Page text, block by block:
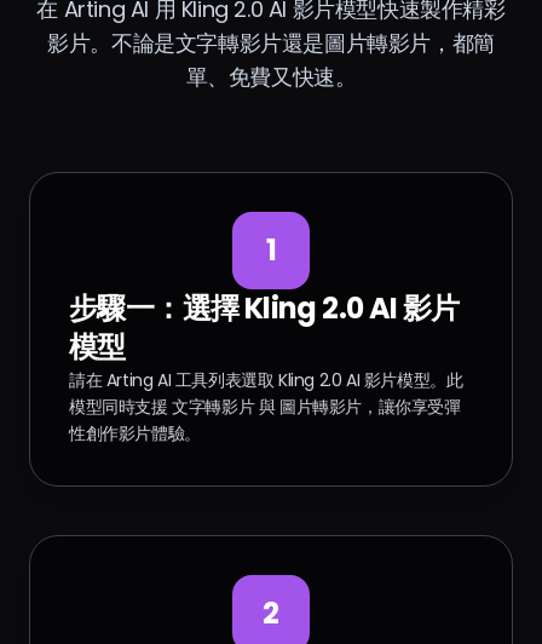
在 Arting AI 用 Kling 2.0 AI 影片模型快速製作精彩
影片。不論是文字轉影片還是圖片轉影片，都簡
單、免費又快速。
1
步驟一：選擇 Kling 2.0 AI 影片
模型
請在 Arting AI 工具列表選取 Kling 2.0 AI 影片模型。此
模型同時支援 文字轉影片 與 圖片轉影片，讓你享受彈
性創作影片體驗。
2